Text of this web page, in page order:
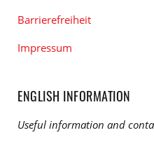
Barrierefreiheit
Impressum
ENGLISH INFORMATION
Useful information and